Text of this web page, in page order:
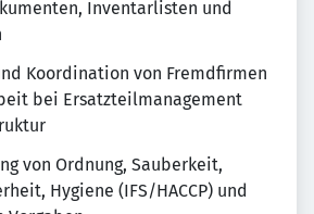
Inventarlisten und
Koordination von Fremdfirmen
bei Ersatzteilmanagement
von Ordnung, Sauberkeit,
Hygiene (IFS/HACCP) und